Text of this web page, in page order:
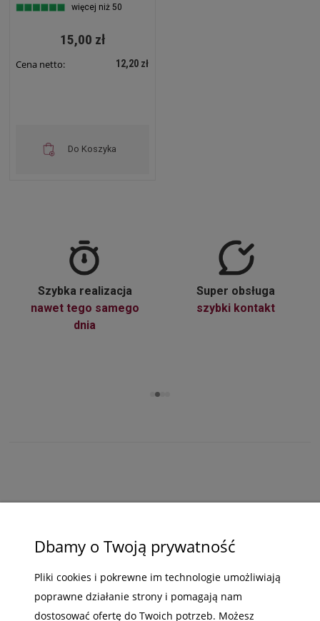
więcej niż 50
15,00 zł
Cena netto: 12,20 zł
Do Koszyka
Szybka realizacja
nawet tego samego
dnia
Super obsługa
szybki kontakt
POMOC
MOJE KONTO
INFORMACJE
Dbamy o Twoją prywatność
Pliki cookies i pokrewne im technologie umożliwiają
poprawne działanie strony i pomagają nam
dostosować ofertę do Twoich potrzeb. Możesz